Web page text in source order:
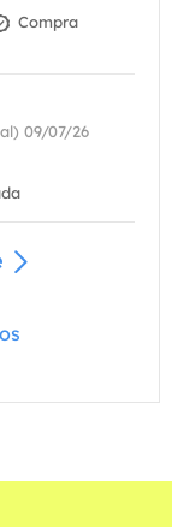
Compra
09/07/26